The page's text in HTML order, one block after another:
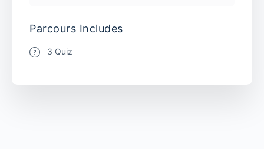
Parcours Includes
3 Quiz